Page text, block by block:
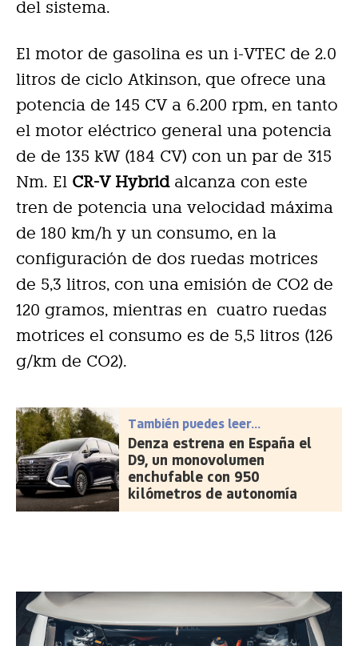
del sistema.
El motor de gasolina es un i-VTEC de 2.0
litros de ciclo Atkinson, que ofrece una
potencia de 145 CV a 6.200 rpm, en tanto
el motor eléctrico general una potencia
de de 135 kW (184 CV) con un par de 315
Nm. El CR-V Hybridalcanza con este
tren de potencia una velocidad máxima
de 180 km/h y un consumo, en la
configuración de dos ruedas motrices
de 5,3 litros, con una emisión de CO2 de
120 gramos, mientras en cuatro ruedas
motrices el consumo es de 5,5 litros (126
g/km de CO2).
También puedes leer...
Denza estrena en España el
D9, un monovolumen
enchufable con 950
kilómetros de autonomía